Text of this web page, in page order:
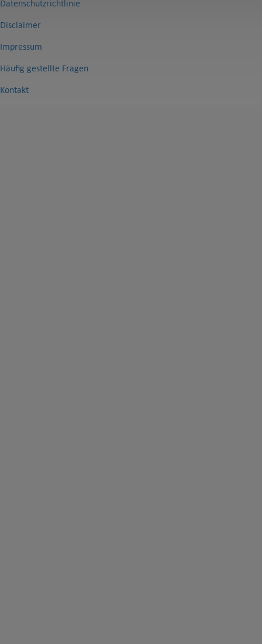
Datenschutzrichtlinie
Disclaimer
Impressum
Häufig gestellte Fragen
Kontakt